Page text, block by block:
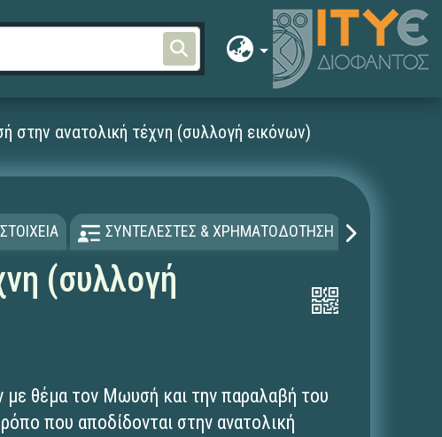
ανατολική τέχνη (συλλογή εικόνων)
ΣΥΝΤΕΛΕΣΤΕΣ & ΧΡΗΜΑΤΟΔΟΤΗΣΗ
(συλλογή
με θέμα τον Μωυσή και την παραλαβή του
που αποδίδονται στην ανατολική